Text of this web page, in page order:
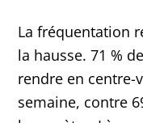
La fréquentation
la hausse. 71 %
rendre en
semaine, contre